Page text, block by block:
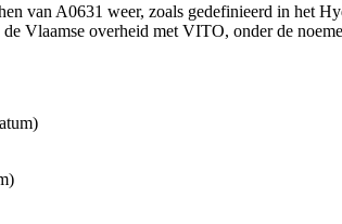
van A0631 weer, zoals gedefinieerd in het
de Vlaamse overheid met VITO, onder de